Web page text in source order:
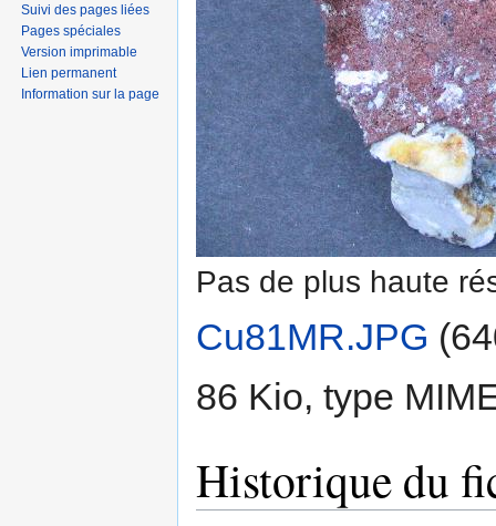
Pas de plus haute
Cu81MR.JPG
86 Kio, type
Historique du
Suivi des pages liées
Pages spéciales
Version imprimable
Lien permanent
Information sur la page